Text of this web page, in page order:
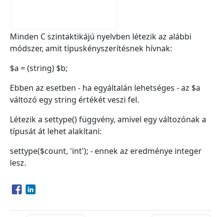
Minden C szintaktikájú nyelvben létezik az alábbi
módszer, amit típuskényszerítésnek hívnak:
$a = (string) $b;
Ebben az esetben - ha egyáltalán lehetséges - az $a
változó egy string értékét veszi fel.
Létezik a settype() függvény, amivel egy változónak a
típusát át lehet alakítani:
settype($count, 'int'); - ennek az eredménye integer
lesz.
Opens in a new window
Opens in a new window